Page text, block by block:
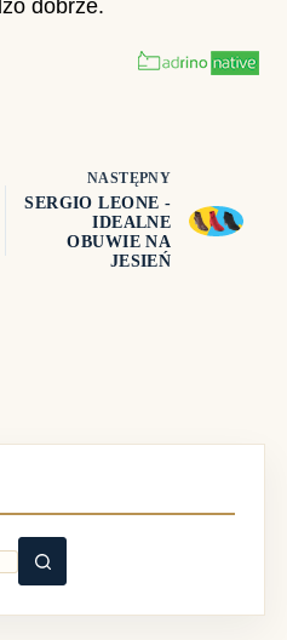
NASTĘPNY
SERGIO LEONE -
IDEALNE
OBUWIE NA
JESIEŃ